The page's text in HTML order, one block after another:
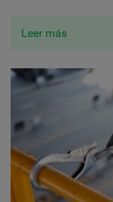
Leer más